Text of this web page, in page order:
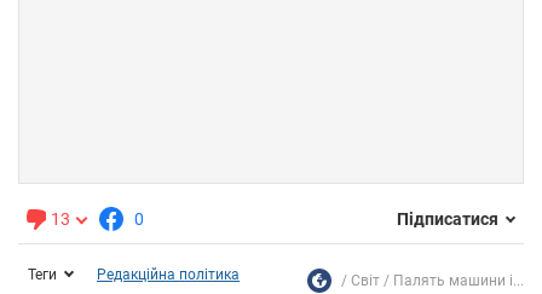
13 0 Підписатися
Теги Редакційна політика Світ Палять машини і...